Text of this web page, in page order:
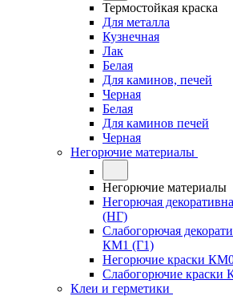
Термостойкая краска
Для металла
Кузнечная
Лак
Белая
Для каминов, печей
Черная
Белая
Для каминов печей
Черная
Негорючие материалы
Негорючие материалы
Негорючая
(НГ)
Слабогорючая
КМ1 (Г1)
Негорючие краски
Слабогорючие краски
Клеи и герметики